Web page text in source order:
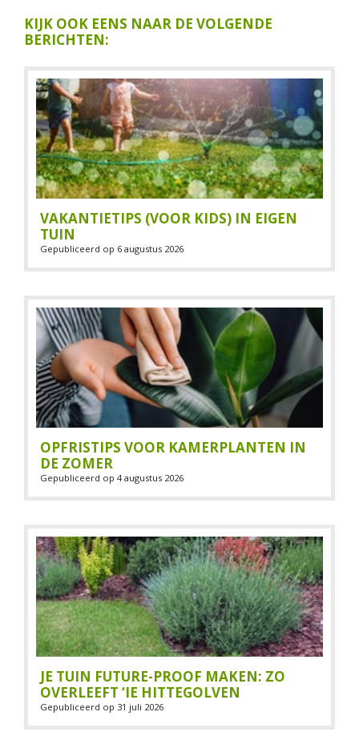
KIJK OOK EENS NAAR DE VOLGENDE
BERICHTEN:
VAKANTIETIPS (VOOR KIDS) IN EIGEN
TUIN
Gepubliceerd op 6 augustus 2026
OPFRISTIPS VOOR KAMERPLANTEN IN
DE ZOMER
Gepubliceerd op 4 augustus 2026
JE TUIN FUTURE-PROOF MAKEN: ZO
OVERLEEFT ‘IE HITTEGOLVEN
Gepubliceerd op 31 juli 2026